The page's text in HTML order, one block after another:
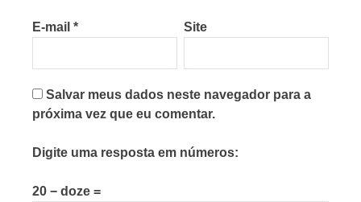
E-mail * Site
Salvar meus dados neste navegador para a
próxima vez que eu comentar.
Digite uma resposta em números:
20 − doze =